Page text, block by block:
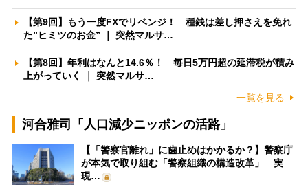
【第9回】もう一度FXでリベンジ！ 種銭は差し押さえを免れ
た”ヒミツのお金” ｜ 突然マルサ…
【第8回】年利はなんと14.6％！ 毎日5万円超の延滞税が積み
上がっていく ｜ 突然マルサ…
一覧を見る
河合雅司「人口減少ニッポンの活路」
【「警察官離れ」に歯止めはかかるか？】警察庁
が本気で取り組む「警察組織の構造改革」 実
現…